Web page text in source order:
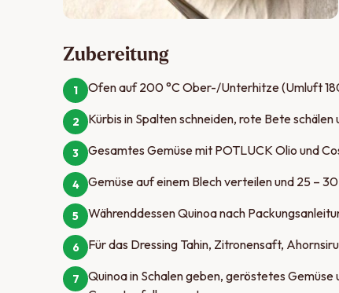
Zubereitung
1 Ofen auf 200 °C Ober-/Unterhitze (Umluft
2 Kürbis in Spalten schneiden, rote Bete
3 Gesamtes Gemüse mit POTLUCK Olio und
4 Gemüse auf einem Blech verteilen und 25 –
5 Währenddessen Quinoa nach
6 Für das Dressing Tahin, Zitronensaft,
7
Quinoa in Schalen geben, geröstetes